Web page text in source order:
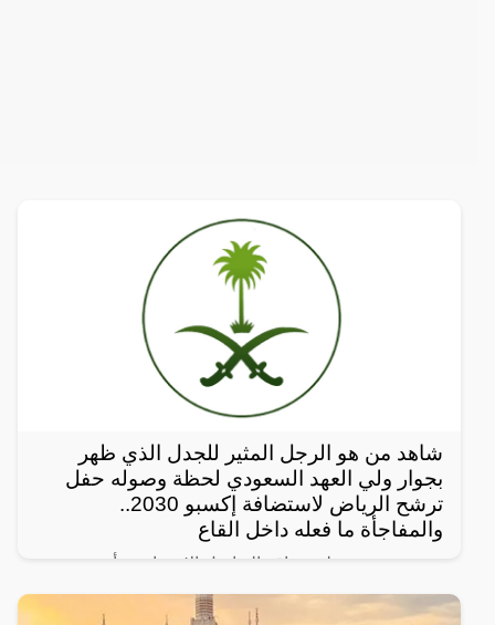
شاهد من هو الرجل المثير للجدل الذي ظهر
بجوار ولي العهد السعودي لحظة وصوله حفل
ترشح الرياض لاستضافة إكسبو 2030..
والمفاجأة ما فعله داخل القاع
رصد مغردون على مواقع التواصل الإجتماعي، أحدث
ظهور للرجل المجهول ذو النظرات الحادة الذي يقف دوماً
بالقرب من ولي العهد السعودي الأمير محمد بن سلمان